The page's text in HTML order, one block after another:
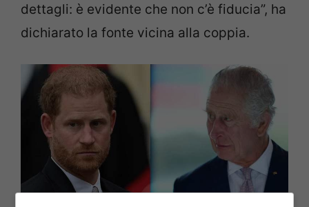
dettagli: è evidente che non c’è fiducia”, ha
dichiarato la fonte vicina alla coppia.